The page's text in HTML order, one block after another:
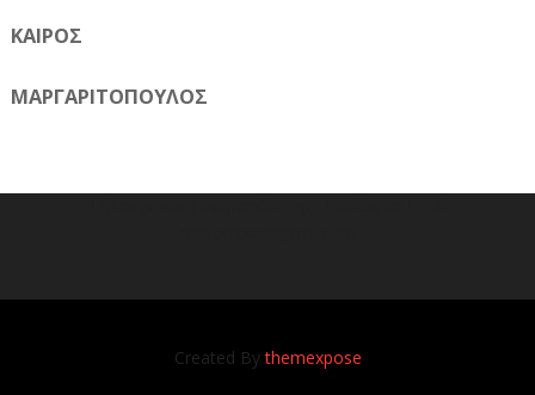
ΚΑΙΡΟΣ
ΜΑΡΓΑΡΙΤΟΠΟΥΛΟΣ
Created Bythemexpose